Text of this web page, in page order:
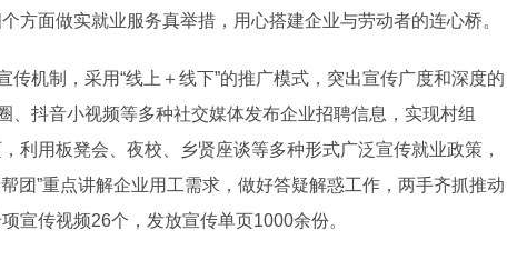
方面做实就业服务真举措，用心搭建企业与劳动者的连心桥。
机制，采用“线上＋线下”的推广模式，突出宣传广度和深度的
、抖音小视频等多种社交媒体发布企业招聘信息，实现村组
利用板凳会、夜校、乡贤座谈等多种形式广泛宣传就业政策，
团”重点讲解企业用工需求，做好答疑解惑工作，两手齐抓推动
宣传视频26个，发放宣传单页1000余份。